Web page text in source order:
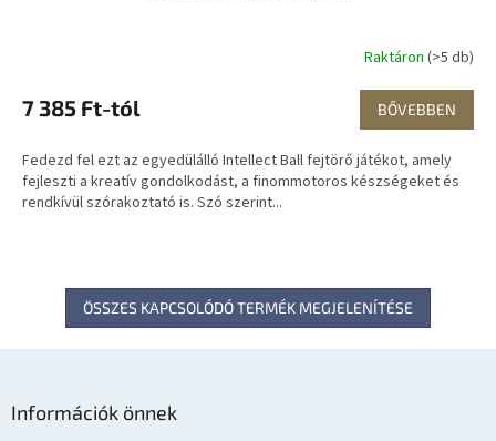
Raktáron (>5 db)
7 385 Ft-tól BŐVEBBEN
Fedezd fel ezt az egyedülálló Intellect Ball fejtörő játékot, amely
fejleszti a kreatív gondolkodást, a finommotoros készségeket és
rendkívül szórakoztató is. Szó szerint...
ÖSSZES KAPCSOLÓDÓ TERMÉK MEGJELENÍTÉSE
Információk önnek